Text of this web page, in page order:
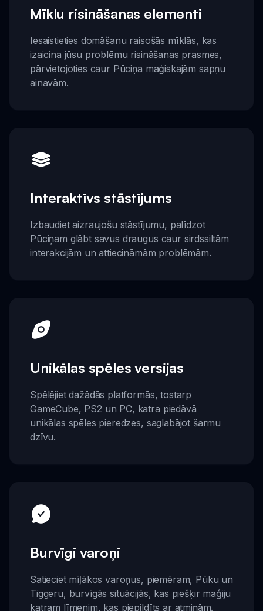
Mīklu risināšanas elementi
Iesaistieties domāšanu raisošās mīklās, kas
izaicina jūsu problēmu risināšanas prasmes,
pārvietojoties caur Pūciņa maģiskajām sapņu
ainavām.
Interaktīvs stāstījums
Izbaudiet aizraujošu stāstījumu, palīdzot
Pūciņam glābt savus draugus caur sirdssiltām
interakcijām un attiecināmām problēmām.
Unikālas spēles versijas
Spēlējiet dažādās platformās, tostarp
GameCube, PS2 un PC, katra piedāvā
unikālas spēles pieredzes, saglabājot šarmu
dzīvu.
Burvīgi varoņi
Satieciet mīļākos varoņus, piemēram, Pūku un
Tiggeru, burvīgās situācijās, kas piešķir maģiju
katram līmenim, kas piepildīts ar atmiņām.